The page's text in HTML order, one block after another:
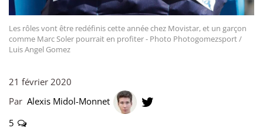
Les rôles vont être redéfinis cette année chez Movistar, et un garçon
comme Marc Soler pourrait en profiter - Photo Photogomezsport /
Luis Angel Gomez
21 février 2020
Par Alexis Midol-Monnet
5